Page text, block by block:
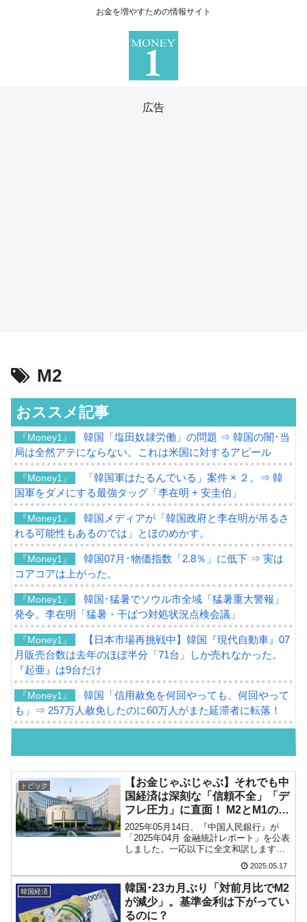
お金を増やすための情報サイト
広告
M2
おススメ記事
『Money1』
韓国「塩田奴隷労働」の問題 ⇒ 韓国の闇･当
局は全然アテにならない。これは米国に対するアピール
『Money1』
「韓国軍はたるんでいる」案件 × ２。⇒ 韓
国軍をダメにする最強タッグ「李在明 + 安圭伯」
『Money1』
韓国メディアが「韓国政府と李在明が吊るさ
れる可能性もあるのでは」とほのめかす。
『Money1』
韓国07月･物価指数「2.8％」に低下 ⇒ 実は
コアコアは上がった。
『Money1』
韓国･猛暑でソウル市全域「猛暑重大警報」
発令。李在明「猛暑・干ばつ対処状況点検会議」
『Money1』
【日本市場再挑戦中】韓国『現代自動車』07
月販売台数は去年のほぼ半分「71台」しか売れなかった。
『起亜』は9台だけ
『Money1』
韓国「信用赦免を何回やっても、何回やって
も」⇒ 257万人赦免したのに60万人がまた延滞者に転落！
『Money1』
韓国「2026年07月の輸出入」絶好調。半導体
だけで410億ドル、輸出全体の41％もある
『Money1』
韓国･李在明「青年層の雇用状況が悪い。せ
や、若者に起業させよう」⇒ どんな雇用対策だソレ。
【韓国の外貨準備】2026年07月は4,279億ド
『Money1』
韓国「ここは北朝鮮なのか。選管がサーバー
にウソのデータを入力したのは明白だ」
トピック
【お金じゃぶじゃぶ】それでも中
国経済は深刻な「信頼不全」「デ
フレ圧力」に直面！ M2とM1の乖
離が意味するもの
2025年05月14日、『中国人民銀行』が
「2025年04月 金融統計レポート」を公表
しました。一応以下に全文和訳します
ばしていただいても大丈夫です。2025年
04月金融統計データ報告2025年05月14...
2025.05.17
韓国経済
韓国･23カ月ぶり「対前月比でM2
が減少」。基準金利は下がってい
るのに？